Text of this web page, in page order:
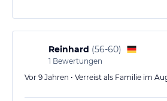
Positiv war, dass nach unserer
Reiseleitung, wir bereits 1 Tag
Hotel von der Hotelleitung
Reinhard (56-60)
1 Bewertungen
Vor 9 Jahren • Verreist als Familie im